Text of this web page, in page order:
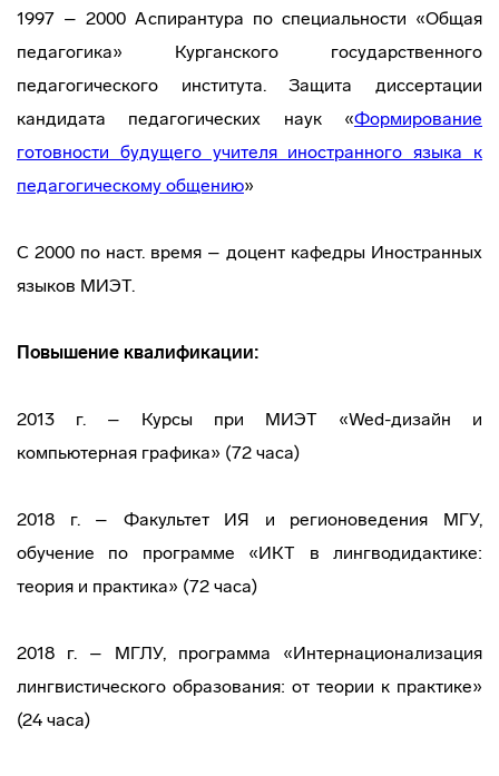
1997 – 2000 Аспирантура по специальности «Общая
педагогика» Курганского государственного
педагогического института. Защита диссертации
кандидата педагогических наук «Формирование
готовности будущего учителя иностранного языка к
педагогическому общению»
С 2000 по наст. время – доцент кафедры Иностранных
языков МИЭТ.
Повышение квалификации:
2013 г. – Курсы при МИЭТ «Wed-дизайн и
компьютерная графика» (72 часа)
2018 г. – Факультет ИЯ и регионоведения МГУ,
обучение по программе «ИКТ в лингводидактике:
теория и практика» (72 часа)
2018 г. – МГЛУ, программа «Интернационализация
лингвистического образования: от теории к практике»
(24 часа)